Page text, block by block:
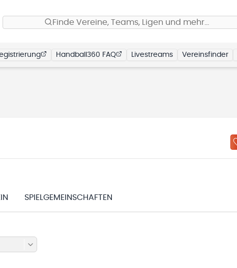
Finde Vereine, Teams, Ligen und mehr…
Handball360 FAQ Livestreams Vereinsfinder
SPIELGEMEINSCHAFTEN